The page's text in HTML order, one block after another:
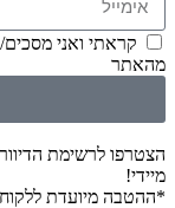
קראתי ואני
מהאתר
הצטרפו לרשימת הדיוור
מיידי!
*ההטבה מיועדת